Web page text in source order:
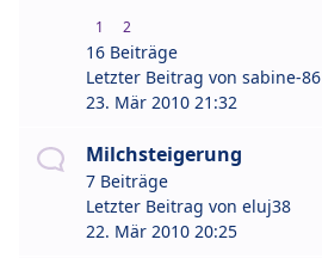
1 2
16 Beiträge
Letzter Beitrag von sabine-86
23. Mär 2010 21:32
Milchsteigerung
7 Beiträge
Letzter Beitrag von eluj38
22. Mär 2010 20:25